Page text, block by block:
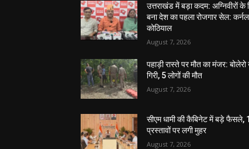
उत्तराखंड में बड़ा कदम: अग्निवीरों के
बना देश का पहला रोजगार सेल: कर्नल
कोठियाल
August 7, 2026
पहाड़ी रास्ते पर मौत का मंजर:
गिरी, 5 लोगों की मौत
August 7, 2026
सीएम धामी की कैबिनेट में बड़े फैसले,
प्रस्तावों पर लगी मुहर
August 7, 2026